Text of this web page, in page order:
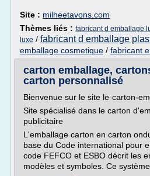
Site : milheetavons.com
Thèmes liés : fabricant d emballage
luxe / fabricant d emballage
emballage cosmetique / fabricant
carton emballage,
carton personnalisé
Bienvenue sur le site le-carton-
Site spécialisé dans le carton
publicitaire
L'emballage carton en carton
base du Code international pour
code FEFCO et ESBO décrit les
modèles et symboles. Ce système